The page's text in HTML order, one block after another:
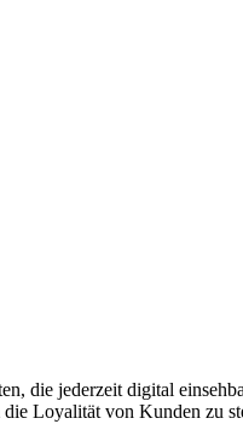
die jederzeit digital
Loyalität von Kunden zu